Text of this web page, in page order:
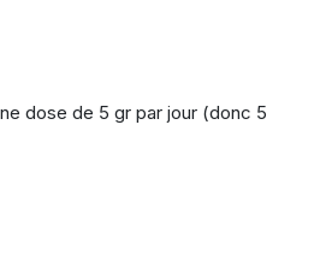
dose de 5 gr par jour (donc 5